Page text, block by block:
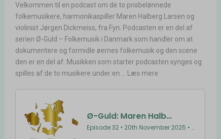
Velkommen til en podcast om de to prisbelønnede
folkemusikere, harmonikaspiller Maren Halberg Larsen og
violinist Jørgen Dickmeiss, fra Fyn. Podcasten er en del af
serien Ø-Guld – Folkemusik i Danmark som handler om at
dokumentere og formidle øernes folkemusik og den scene
den er en del af. Musikken som starter podcasten synges og
spilles af de to musikere under en ... Læs mere